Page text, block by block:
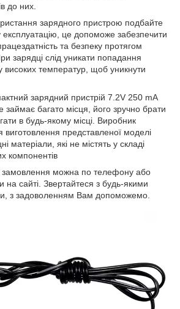
до них.
зарядного пристрою подбайте
це допоможе забезпечити
та безпеку протягом
зарядці слід уникати попадання
високих температур, щоб уникнути
зарядний пристрій 7.2V 250 mA
займає багато місця, його зручно брати
в будь-якому місці. Виробник
виготовлення представленої моделі
матеріали, які не містять у складі
компонентів
замовлення можна по телефону або
на сайті. Звертайтеся з будь-якими
з задоволенням Вам допоможемо.